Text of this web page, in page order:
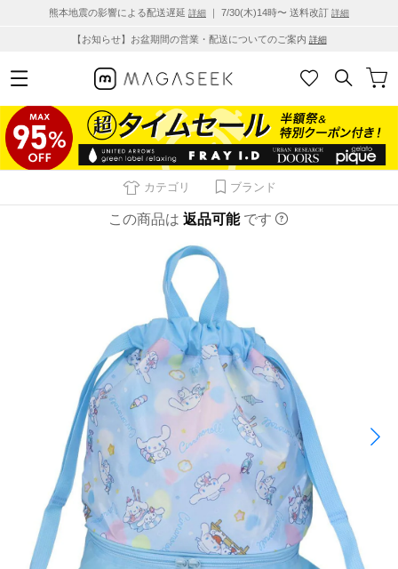
熊本地震の影響による配送遅延 詳細 ｜ 7/30(木)14時〜 送料改訂 詳細
【お知らせ】お盆期間の営業・配送についてのご案内 詳細
カテゴリ ブランド
この商品は 返品可能 です